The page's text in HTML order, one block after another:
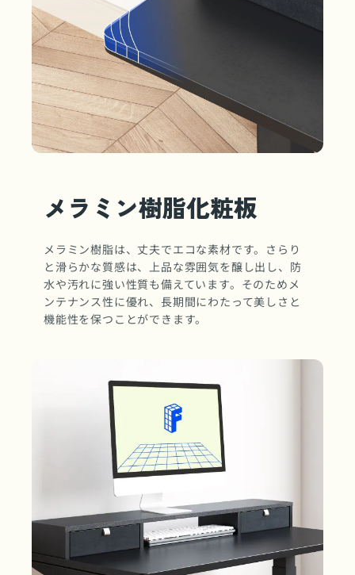
メラミン樹脂化粧板
メラミン樹脂は、丈夫でエコな素材です。さらり
と滑らかな質感は、上品な雰囲気を醸し出し、防
水や汚れに強い性質も備えています。そのためメ
ンテナンス性に優れ、長期間にわたって美しさと
機能性を保つことができます。